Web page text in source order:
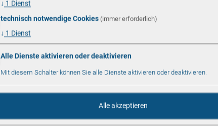
↓ 1 Dienst
technisch notwendige Cookies (immer erforderlich)
↓ 1 Dienst
Alle Dienste aktivieren oder deaktivieren
Mit diesem Schalter können Sie alle Dienste aktivieren oder deaktivieren.
Alle akzeptieren